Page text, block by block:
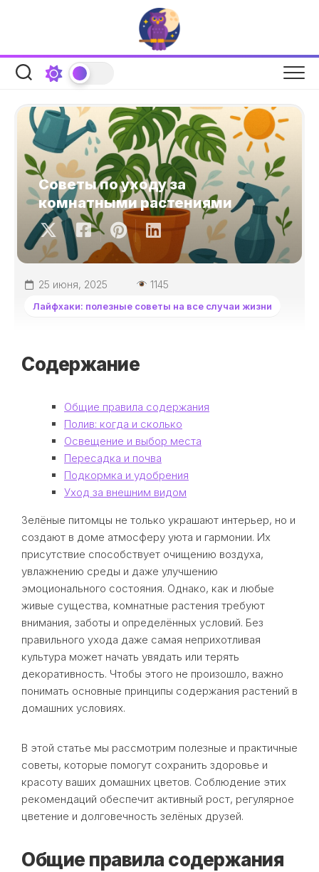
Советы по уходу за
комнатными растениями
25 июня, 2025 1145
Лайфхаки: полезные советы на все случаи жизни
Содержание
Общие правила содержания
Полив: когда и сколько
Освещение и выбор места
Пересадка и почва
Подкормка и удобрения
Уход за внешним видом
Зелёные питомцы не только украшают интерьер, но и
создают в доме атмосферу уюта и гармонии. Их
присутствие способствует очищению воздуха,
увлажнению среды и даже улучшению
эмоционального состояния. Однако, как и любые
живые существа, комнатные растения требуют
внимания, заботы и определённых условий. Без
правильного ухода даже самая неприхотливая
культура может начать увядать или терять
декоративность. Чтобы этого не произошло, важно
понимать основные принципы содержания растений в
домашних условиях.
В этой статье мы рассмотрим полезные и практичные
советы, которые помогут сохранить здоровье и
красоту ваших домашних цветов. Соблюдение этих
рекомендаций обеспечит активный рост, регулярное
цветение и долговечность зелёных друзей.
Общие правила содержания